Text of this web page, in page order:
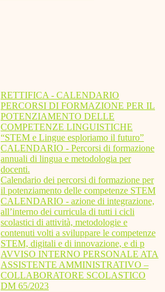
RETTIFICA - CALENDARIO
PERCORSI DI FORMAZIONE PER IL
POTENZIAMENTO DELLE
COMPETENZE LINGUISTICHE
“STEM e Lingue esploriamo il futuro”
CALENDARIO - Percorsi di formazione
annuali di lingua e metodologia per
docenti.
Calendario dei percorsi di formazione per
il potenziamento delle competenze STEM
CALENDARIO - azione di integrazione,
all’interno dei curricula di tutti i cicli
scolastici di attività, metodologie e
contenuti volti a sviluppare le competenze
STEM, digitali e di innovazione, e di p
AVVISO INTERNO PERSONALE ATA
ASSISTENTE AMMINISTRATIVO –
COLLABORATORE SCOLASTICO
DM 65/2023